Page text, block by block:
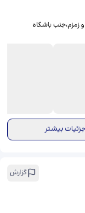
و زمزم،جنب باشگاه
بیشتر
گزارش